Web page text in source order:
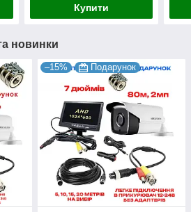
Купити
новинки
–15% Подарунок